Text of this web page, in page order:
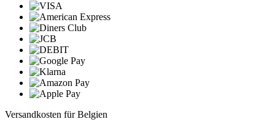
Versandkosten für Belgien